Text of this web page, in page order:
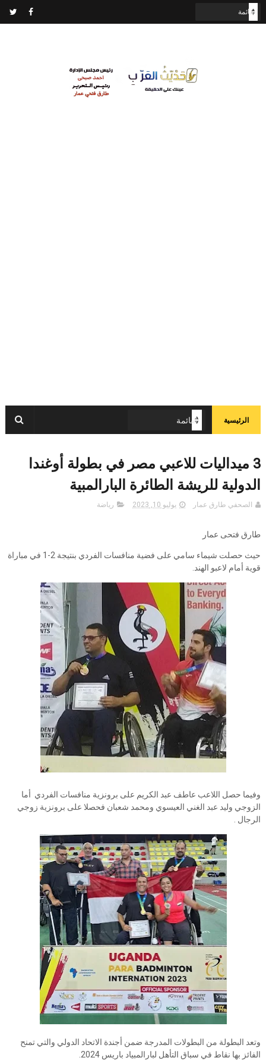
الرئيسية
3 ميداليات للاعبي مصر في بطولة أوغندا
الدولية للريشة الطائرة البارالمبية
الصحفي طارق عمار يوليو 10, 2023 رياضة
طارق فتحى عمار
حيث حصلت شيماء سامي على فضية منافسات الفردي بنتيجة 2-1 في مباراة
قوية أمام لاعبو الهند.
وفيما حصل اللاعب عاطف عبد الكريم على برونزية منافسات الفردي أما
الزوجي وليد عبد الغني العيسوي ومحمد شعبان فحصلا على برونزية زوجي
الرجال .
وتعد البطولة من البطولات المدرجة ضمن أجندة الاتحاد الدولي والتي تمنح
الفائز بها نقاط في سباق التأهل لبارالمبياد باريس 2024.